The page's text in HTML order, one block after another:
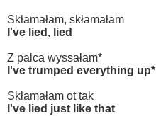
Skłamałam, skłamałam
I've lied, lied
Z palca wyssałam*
I've trumped everything up*
Skłamałam ot tak
I've lied just like that